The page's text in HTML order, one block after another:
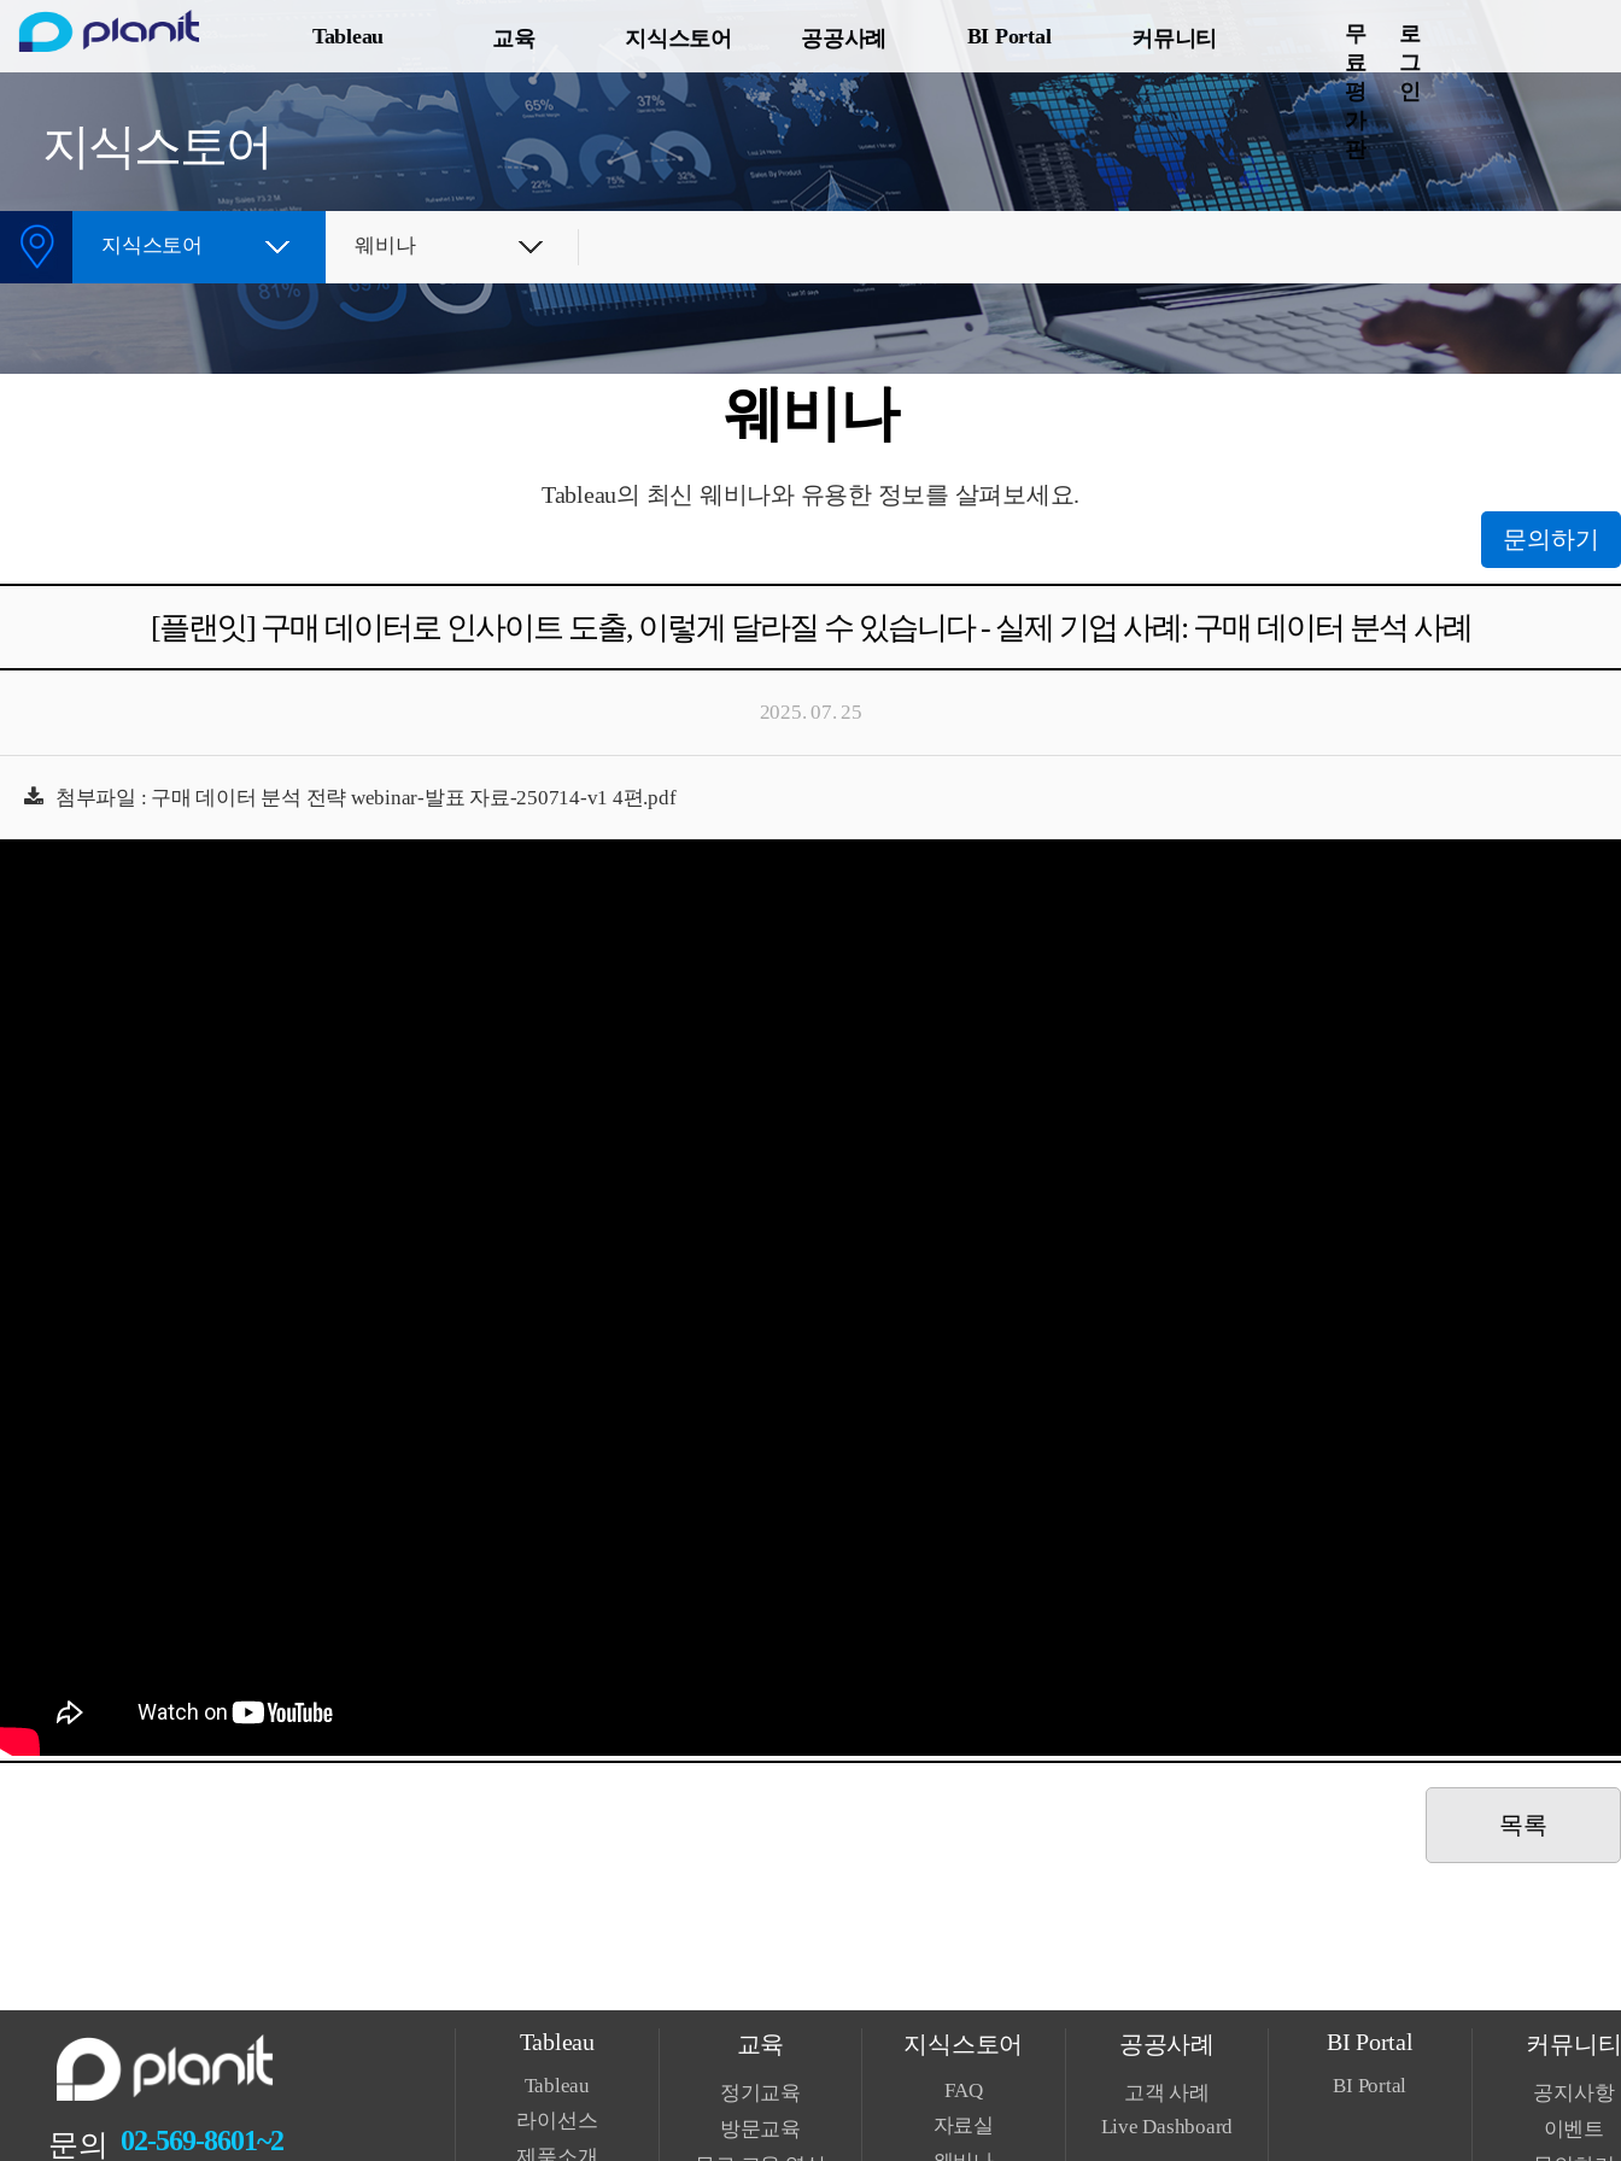
Tableau 교육 지식스토어 공공사례 BI Portal 커뮤니티
무
료
평
가
판
로
그
인
지식스토어
지식스토어 웨비나
웨비나
Tableau의 최신 웨비나와 유용한 정보를 살펴보세요.
문의하기
[플랜잇] 구매 데이터로 인사이트 도출, 이렇게 달라질 수 있습니다 - 실제 기업 사례: 구매 데이터 분석 사례
2025. 07. 25
첨부파일 : 구매 데이터 분석 전략 webinar-발표 자료-250714-v1 4편.pdf
목록
문의 02-569-8601~2
Tableau
Tableau
라이선스
제품소개
교육
정기교육
방문교육
지식스토어
FAQ
자료실
공공사례
고객 사례
Live Dashboard
BI Portal
BI Portal
커뮤니티
공지사항
이벤트